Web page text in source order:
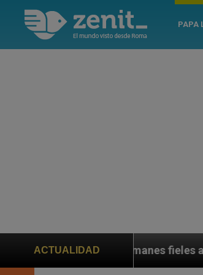
PAPA
ACTUALIDAD
fieles al Papa contestan a